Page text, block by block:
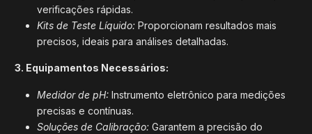
verificações rápidas.
Kits de Teste Líquido: Proporcionam resultados mais
precisos, ideais para análises detalhadas.
3. Equipamentos Necessários:
Medidor de pH: Instrumento eletrônico para medições
precisas e contínuas.
Soluções de Calibração: Garantem a precisão do